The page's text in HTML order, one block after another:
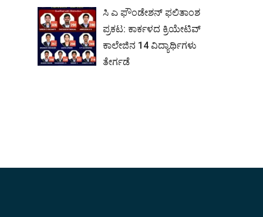
ಸಿ ಎ ಫೌಂಡೇಶನ್ ಫಲಿತಾಂಶ
ಪ್ರಕಟ: ಕಾರ್ಕಳದ ಕ್ರಿಯೇಟಿವ್
ಕಾಲೇಜಿನ 14 ವಿದ್ಯಾರ್ಥಿಗಳು
ತೇರ್ಗಡೆ